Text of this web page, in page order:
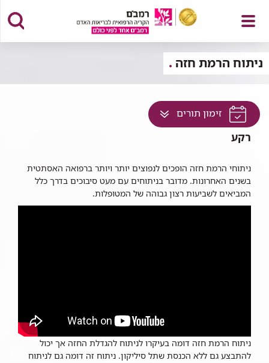
פתח
תפריט
ניתוח הרמת חזה
זימון תוריםלחץ
למעבר
בדף
רקע
ניתוחי הרמת חזה הופכים לנפוצים יותר ויותר ברפואה האסתטית
בשנים האחרונות. מדובר בניתוחים עם מעט סיבוכים בדרך כלל
המביאים לשביעות רצון גבוהה של המטופלות.
ניתוח הרמת חזה דומה בעיקרו לניתוח להגדלת החזה אך יכול
להתבצע גם ללא הכנסת שתל סיליקון. ניתוח זה דומה גם לניתוח